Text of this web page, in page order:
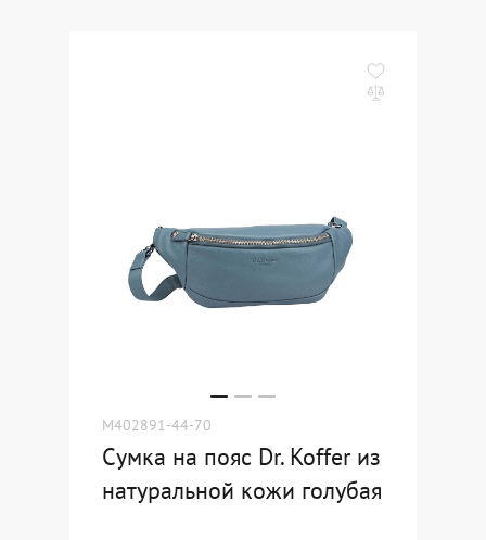
M402891-44-70
Сумка на пояс Dr. Koffer из
натуральной кожи голубая